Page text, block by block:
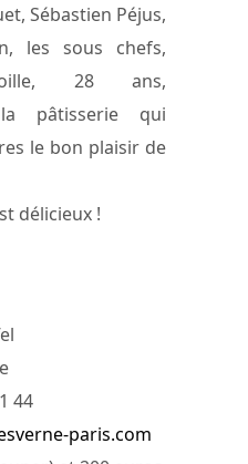
Sébastien Péjus,
les sous chefs,
28 ans,
pâtisserie qui
le bon plaisir de
délicieux !
44
paris.com